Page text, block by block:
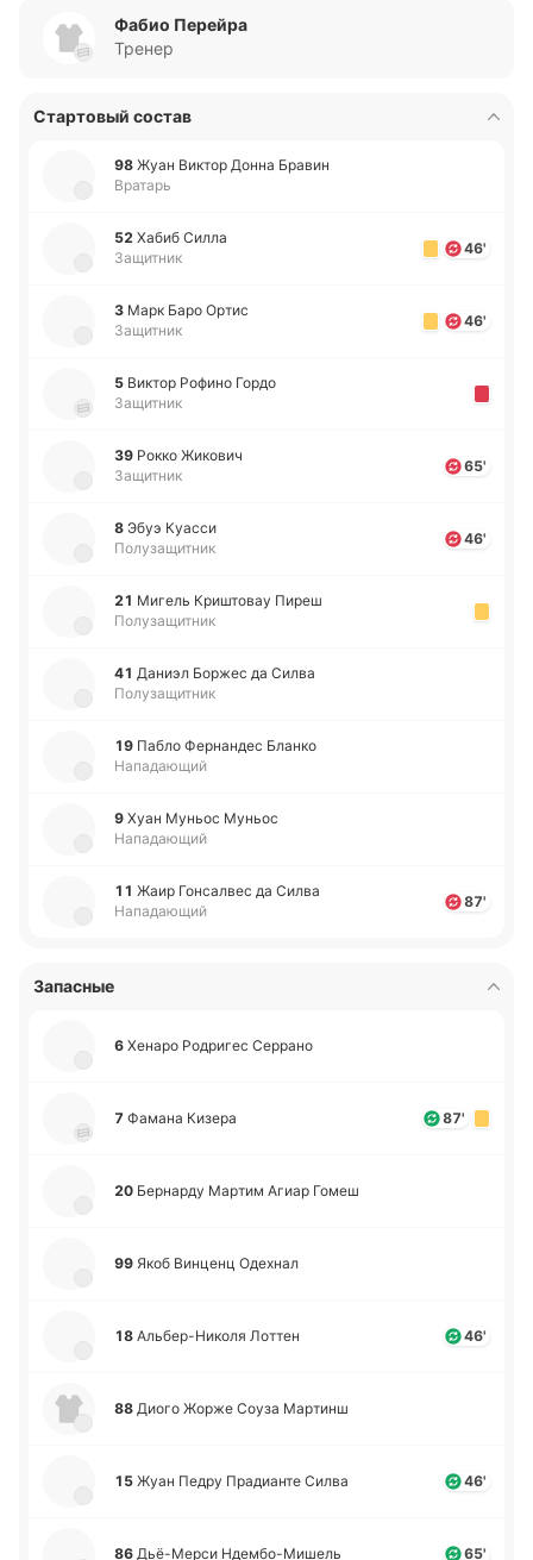
Фабио Перейра
Тренер
Стартовый состав
98 Жуан Виктор Донна Бравин
Вратарь
52 Хабиб Силла
Защитник
46'
3 Марк Баро Ортис
Защитник
46'
5 Виктор Рофино Гордо
Защитник
39 Рокко Жи­ко­вич
Защитник
65'
8 Эбуэ Куасси
Полузащитник
46'
21 Мигель Кри­што­вау Пиреш
Полузащитник
41 Даниэл Боржес да Силва
Полузащитник
19 Пабло Фе­рна­ндес Бланко
Нападающий
9 Хуан Муньос Муньос
Нападающий
11 Жаир Го­нса­лвес да Силва
Нападающий
87'
Запасные
6 Хенаро Ро­дри­гес Се­рра­но
7 Фамана Кизера 87'
20 Бе­рна­рду Мартим Агиар Гомеш
99 Якоб Ви­нценц Оде­хнал
18 Альбе­р-Ни­ко­ля Лоттен 46'
88 Диого Жорже Соуза Ма­ртинш
15 Жуан Педру Пра­диа­нте Силва 46'
86 Дьё­-Ме­рси Нде­мбо­-Ми­шель 65'